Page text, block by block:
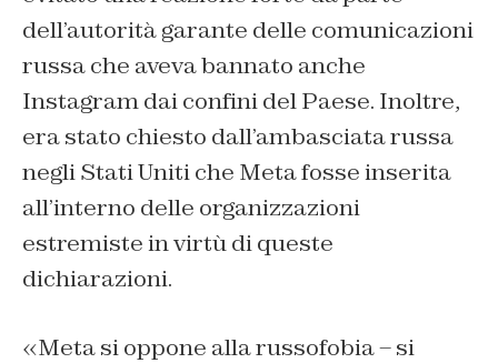
dell’autorità garante delle comunicazioni
russa che aveva bannato anche
Instagram dai confini del Paese. Inoltre,
era stato chiesto dall’ambasciata russa
negli Stati Uniti che Meta fosse inserita
all’interno delle organizzazioni
estremiste in virtù di queste
dichiarazioni.
«Meta si oppone alla russofobia – si